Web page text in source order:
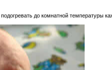
до комнатной температуры